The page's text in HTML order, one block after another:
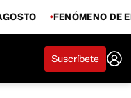
FENÓMENO DE
Suscríbete